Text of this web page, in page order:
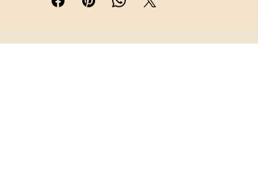
paquete especial para que llegue